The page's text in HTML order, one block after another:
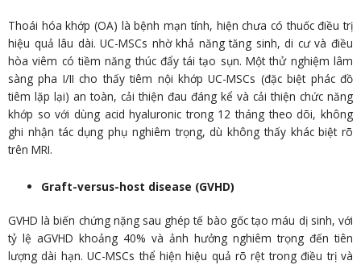
Thoái hóa khớp (OA) là bệnh mạn tính, hiện chưa có thuốc điều trị
hiệu quả lâu dài. UC-MSCs nhờ khả năng tăng sinh, di cư và điều
hòa viêm có tiềm năng thúc đẩy tái tạo sụn. Một thử nghiệm lâm
sàng pha I/II cho thấy tiêm nội khớp UC-MSCs (đặc biệt phác đồ
tiêm lặp lại) an toàn, cải thiện đau đáng kể và cải thiện chức năng
khớp so với dùng acid hyaluronic trong 12 tháng theo dõi, không
ghi nhận tác dụng phụ nghiêm trọng, dù không thấy khác biệt rõ
trên MRI.
Graft-versus-host disease (GVHD)
GVHD là biến chứng nặng sau ghép tế bào gốc tạo máu dị sinh, với
tỷ lệ aGVHD khoảng 40% và ảnh hưởng nghiêm trọng đến tiên
lượng dài hạn. UC-MSCs thể hiện hiệu quả rõ rệt trong điều trị và